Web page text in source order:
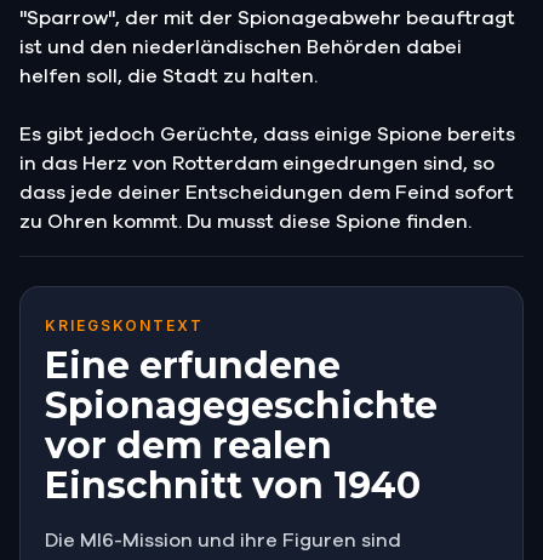
"Sparrow", der mit der Spionageabwehr beauftragt
ist und den niederländischen Behörden dabei
helfen soll, die Stadt zu halten.
Es gibt jedoch Gerüchte, dass einige Spione bereits
in das Herz von Rotterdam eingedrungen sind, so
dass jede deiner Entscheidungen dem Feind sofort
zu Ohren kommt. Du musst diese Spione finden.
KRIEGSKONTEXT
Eine erfundene
Spionagegeschichte
vor dem realen
Einschnitt von 1940
Die MI6-Mission und ihre Figuren sind